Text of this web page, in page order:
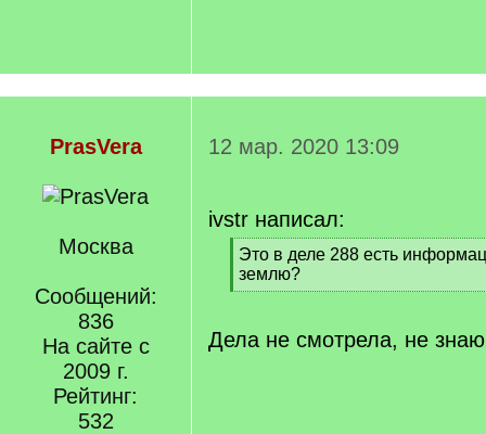
PrasVera
Москва
Сообщений:
836
На сайте с
2009 г.
Рейтинг:
532
12 мар. 2020 13:09
ivstr написал:
[
q
]
Это в деле 288 есть
землю?
[
q
Дела не смотрела, не